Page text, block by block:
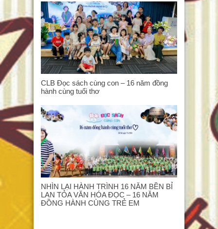
CLB Đọc sách cùng con – 16 năm đồng
hành cùng tuổi thơ
NHÌN LẠI HÀNH TRÌNH 16 NĂM BỀN BỈ
LAN TỎA VĂN HÓA ĐỌC – 16 NĂM
ĐỒNG HÀNH CÙNG TRẺ EM